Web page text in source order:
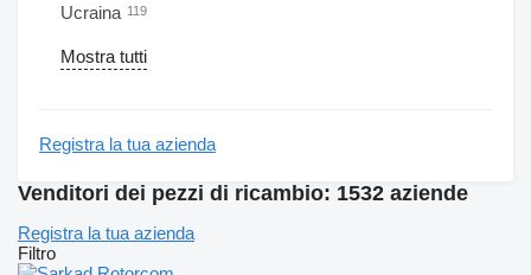
Ucraina 119
Mostra tutti
Registra la tua azienda
Venditori dei pezzi di ricambio: 1532 aziende
Registra la tua azienda
Filtro